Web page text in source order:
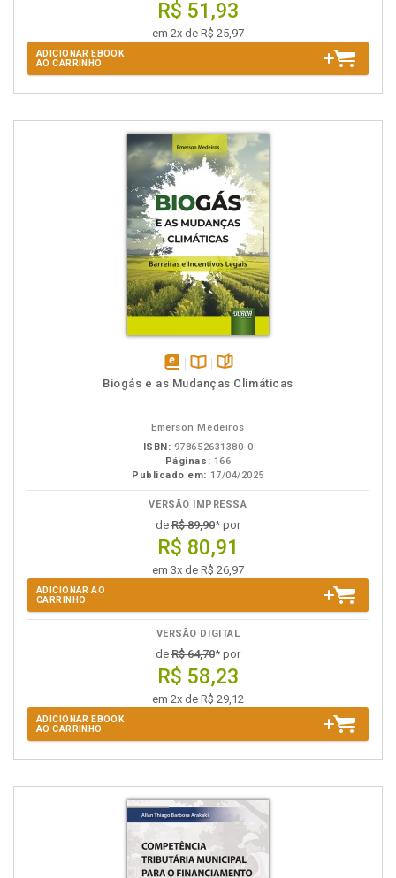
R$ 51,93
em 2x de R$ 25,97
ADICIONAR EBOOK
AO CARRINHO
disponívelDisponível
páginas
Biogás e as Mudanças Climáticas
Emerson Medeiros
ISBN: 978652631380-0
Páginas: 166
Publicado em: 17/04/2025
VERSÃO IMPRESSA
de R$ 89,90* por
R$ 80,91
em 3x de R$ 26,97
ADICIONAR AO
CARRINHO
VERSÃO DIGITAL
de R$ 64,70* por
R$ 58,23
em 2x de R$ 29,12
ADICIONAR EBOOK
AO CARRINHO